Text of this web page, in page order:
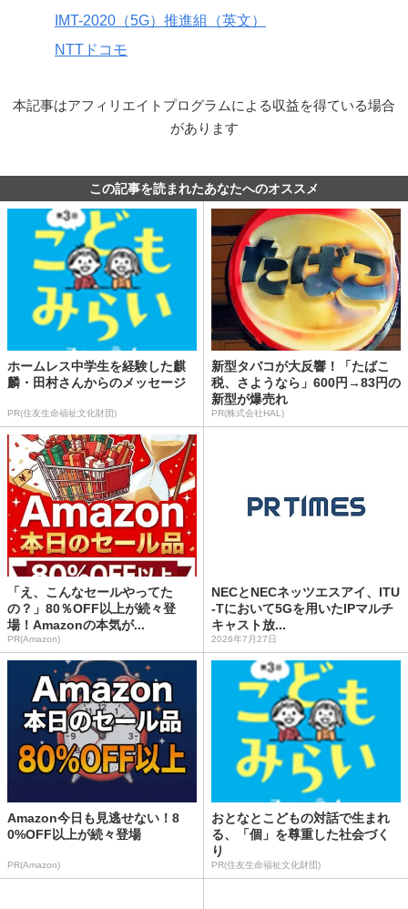
IMT-2020（5G）推進組（英文）
NTTドコモ
本記事はアフィリエイトプログラムによる収益を得ている場合
があります
この記事を読まれたあなたへのオススメ
ホームレス中学生を経験した麒
麟・田村さんからのメッセージ
PR(住友生命福祉文化財団)
新型タバコが大反響！「たばこ
税、さようなら」600円→83円の
新型が爆売れ
PR(株式会社HAL)
「え、こんなセールやってた
の？」80％OFF以上が続々登
場！Amazonの本気が...
PR(Amazon)
NECとNECネッツエスアイ、ITU
-Tにおいて5Gを用いたIPマルチ
キャスト放...
2026年7月27日
Amazon今日も見逃せない！8
0%OFF以上が続々登場
PR(Amazon)
おとなとこどもの対話で生まれ
る、「個」を尊重した社会づく
り
PR(住友生命福祉文化財団)